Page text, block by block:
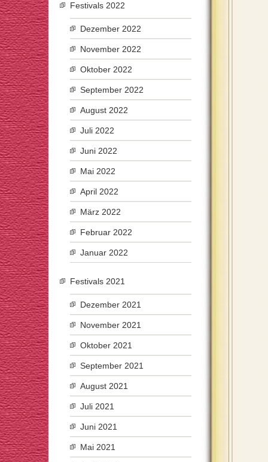
Festivals 2022
Dezember 2022
November 2022
Oktober 2022
September 2022
August 2022
Juli 2022
Juni 2022
Mai 2022
April 2022
März 2022
Februar 2022
Januar 2022
Festivals 2021
Dezember 2021
November 2021
Oktober 2021
September 2021
August 2021
Juli 2021
Juni 2021
Mai 2021